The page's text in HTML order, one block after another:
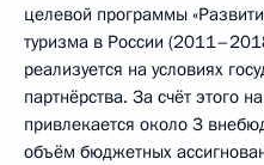
целевой программы
туризма в России
реализуется на условиях
партнёрства. За счёт этого
привлекается около 3
объём бюджетных